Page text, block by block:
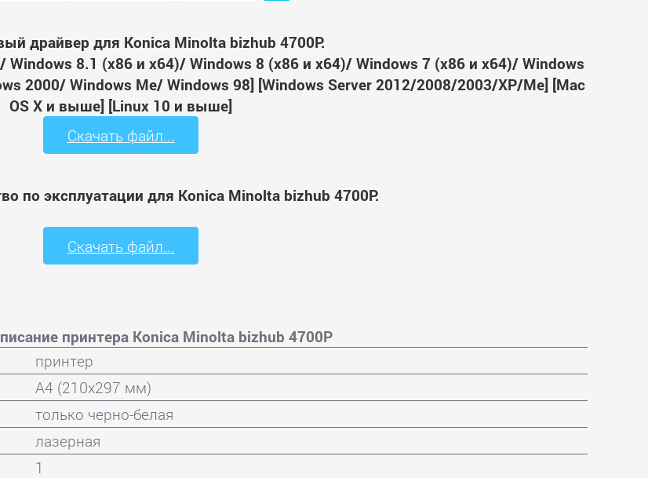
драйвер для Konica Minolta bizhub 4700P.
Windows 8.1 (x86 и x64)/ Windows 8 (x86 и x64)/ Windows 7 (x86 и x64)/ Windows
2000/ Windows Me/ Windows 98] [Windows Server 2012/2008/2003/XP/Me] [Mac
OS X и выше] [Linux 10 и выше]
Скачать файл...
по эксплуатации для Konica Minolta bizhub 4700P.
Скачать файл...
принтера Konica Minolta bizhub 4700P
принтер
A4 (210x297 мм)
только черно-белая
лазерная
1